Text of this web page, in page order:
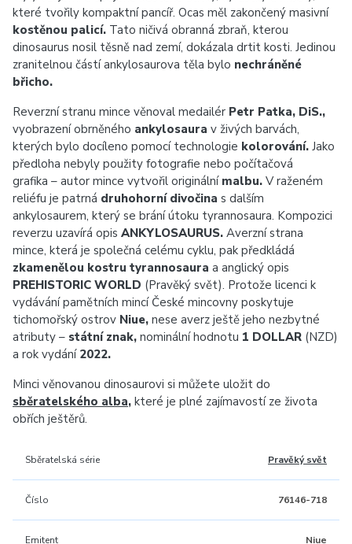
které tvořily kompaktní pancíř. Ocas měl zakončený masivní
kostěnou palicí. Tato ničivá obranná zbraň, kterou
dinosaurus nosil těsně nad zemí, dokázala drtit kosti. Jedinou
zranitelnou částí ankylosaurova těla bylo nechráněné
břicho.
Reverzní stranu mince věnoval medailér Petr Patka, DiS.,
vyobrazení obrněného ankylosaura v živých barvách,
kterých bylo docíleno pomocí technologie kolorování. Jako
předloha nebyly použity fotografie nebo počítačová
grafika – autor mince vytvořil originální malbu. V raženém
reliéfu je patrná druhohorní divočina s dalším
ankylosaurem, který se brání útoku tyrannosaura. Kompozici
reverzu uzavírá opis ANKYLOSAURUS. Averzní strana
mince, která je společná celému cyklu, pak předkládá
zkamenělou kostru tyrannosaura a anglický opis
PREHISTORIC WORLD (Pravěký svět). Protože licenci k
vydávání pamětních mincí České mincovny poskytuje
tichomořský ostrov Niue, nese averz ještě jeho nezbytné
atributy – státní znak, nominální hodnotu 1 DOLLAR (NZD)
a rok vydání 2022.
Minci věnovanou dinosaurovi si můžete uložit do
sběratelského alba, které je plné zajímavostí ze života
obřích ještěrů.
Sběratelská série Pravěký svět
Číslo 76146-718
Emitent Niue